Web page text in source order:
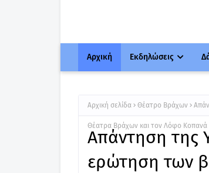
Αρχική Εκδηλώσεις
Αρχική σελίδα Θέατρο Βράχων
Θέατρα Βράχων και τον Λόφο Κοπανά
Απάντηση της
ερώτηση των